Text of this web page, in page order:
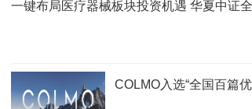
一键布局医疗器械板块投资机遇 华夏中证
COLMO入选“全国百篇